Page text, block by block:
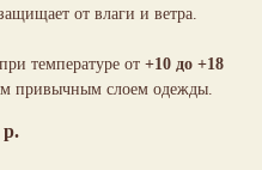
от влаги и ветра.
температуре от+10 до +18
привычным слоем одежды.
р.